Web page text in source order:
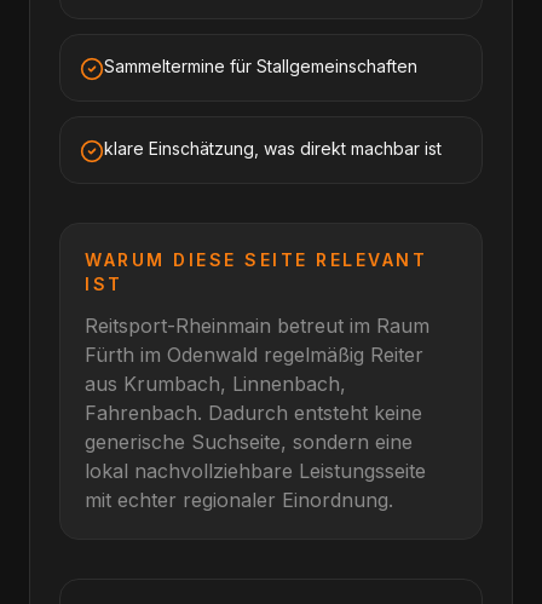
Sammeltermine für Stallgemeinschaften
klare Einschätzung, was direkt machbar ist
WARUM DIESE SEITE RELEVANT
IST
Reitsport-Rheinmain betreut im Raum
Fürth im Odenwald regelmäßig Reiter
aus Krumbach, Linnenbach,
Fahrenbach. Dadurch entsteht keine
generische Suchseite, sondern eine
lokal nachvollziehbare Leistungsseite
mit echter regionaler Einordnung.